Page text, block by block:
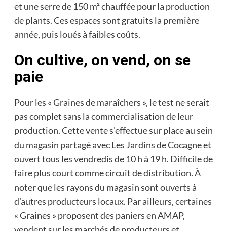
et une serre de 150 m² chauffée pour la production
de plants. Ces espaces sont gratuits la première
année, puis loués à faibles coûts.
On cultive, on vend, on se
paie
Pour les « Graines de maraîchers », le test ne serait
pas complet sans la commercialisation de leur
production. Cette vente s’effectue sur place au sein
du magasin partagé avec Les Jardins de Cocagne et
ouvert tous les vendredis de 10 h à 19 h. Difficile de
faire plus court comme circuit de distribution. À
noter que les rayons du magasin sont ouverts à
d’autres producteurs locaux. Par ailleurs, certaines
« Graines » proposent des paniers en AMAP,